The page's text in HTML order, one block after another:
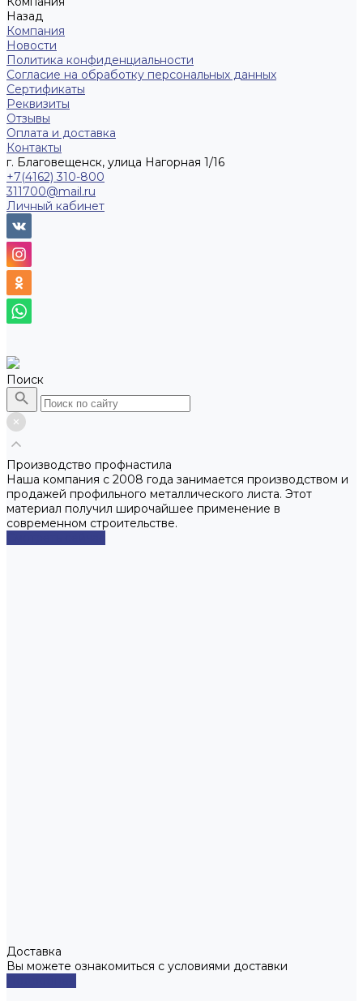
Назад
Компания
Новости
Политика конфиденциальности
Согласие на обработку персональных данных
Сертификаты
Реквизиты
Отзывы
Оплата и доставка
Контакты
г. Благовещенск, улица Нагорная 1/16
+7(4162) 310-800
311700@mail.ru
Личный кабинет
Поиск
Производство профнастила
Наша компания с 2008 года занимается производством и
продажей профильного металлического листа. Этот
материал получил широчайшее применение в
современном строительстве.
Доставка
Вы можете ознакомиться с условиями доставки